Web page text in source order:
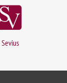
Sevius